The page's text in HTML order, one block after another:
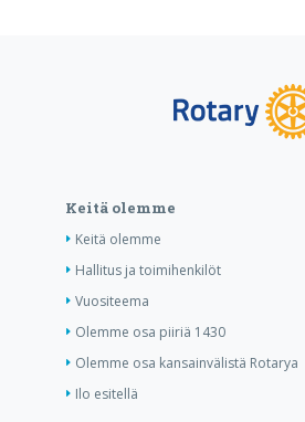
Keitä olemme
Keitä olemme
Hallitus ja toimihenkilöt
Vuositeema
Olemme osa piiriä 1430
Olemme osa kansainvälistä Rotarya
Ilo esitellä